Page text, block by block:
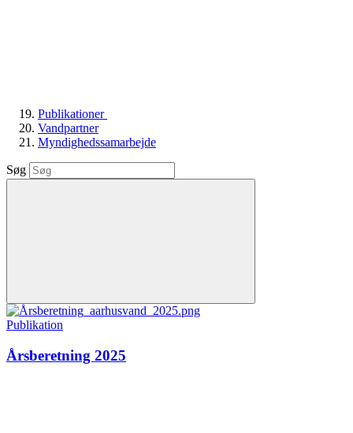
Publikationer
Vandpartner
Myndighedssamarbejde
Søg
Publikation
Årsberetning 2025